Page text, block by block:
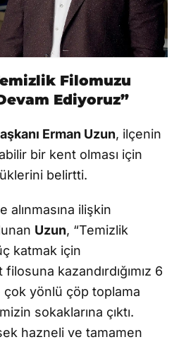
Filomuzu
Ediyoruz”
Erman Uzun, ilçenin
bir kent olması için
belirtti.
alınmasına ilişkin
Uzun, “Temizlik
katmak için
kazandırdığımız 6
yönlü çöp toplama
sokaklarına çıktı.
hazneli ve tamamen